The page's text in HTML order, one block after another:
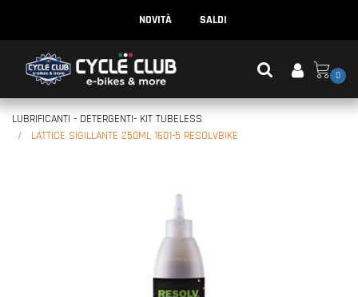
NOVITÀ SALDI
0
LUBRIFICANTI - DETERGENTI- KIT TUBELESS
LATTICE SIGILLANTE 250ML 1601-5 RESOLVBIKE